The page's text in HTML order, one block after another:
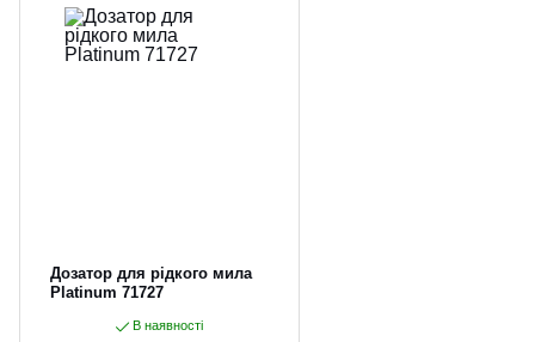
Дозатор для рідкого мила
Platinum 71727
В наявності